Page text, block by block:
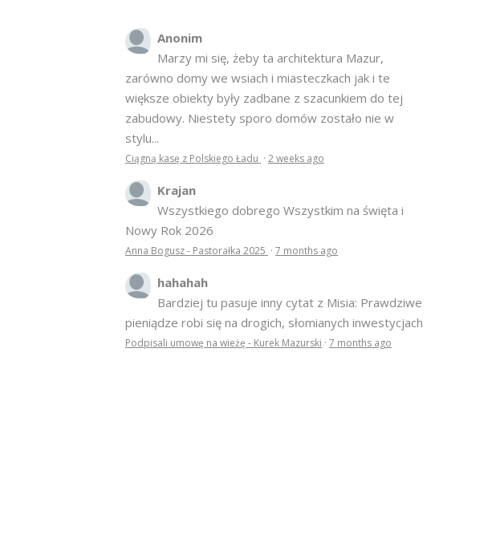
Anonim
Marzy mi się, żeby ta architektura Mazur,
zarówno domy we wsiach i miasteczkach jak i te
większe obiekty były zadbane z szacunkiem do tej
zabudowy. Niestety sporo domów zostało nie w
stylu...
Ciągną kasę z Polskiego Ładu · 2 weeks ago
Krajan
Wszystkiego dobrego Wszystkim na święta i
Nowy Rok 2026
Anna Bogusz - Pastorałka 2025 · 7 months ago
hahahah
Bardziej tu pasuje inny cytat z Misia: Prawdziwe
pieniądze robi się na drogich, słomianych inwestycjach
Podpisali umowę na wieżę - Kurek Mazurski · 7 months ago